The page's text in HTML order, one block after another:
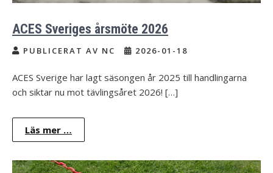
ACES Sveriges årsmöte 2026
PUBLICERAT AV NC 2026-01-18
ACES Sverige har lagt säsongen år 2025 till handlingarna
och siktar nu mot tävlingsåret 2026! […]
Läs mer …